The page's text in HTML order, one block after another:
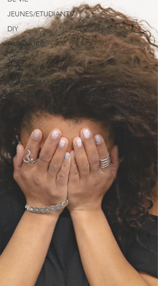
JEUNES/ETUDIANTS
DIY
PARCOURS
VIE
D'ENTREPRENEURE
CONSOMMATION
ENERGIE/EAU